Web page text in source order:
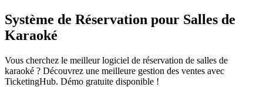
Système de Réservation pour Salles de
Karaoké
Vous cherchez le meilleur logiciel de réservation de salles de
karaoké ? Découvrez une meilleure gestion des ventes avec
TicketingHub. Démo gratuite disponible !